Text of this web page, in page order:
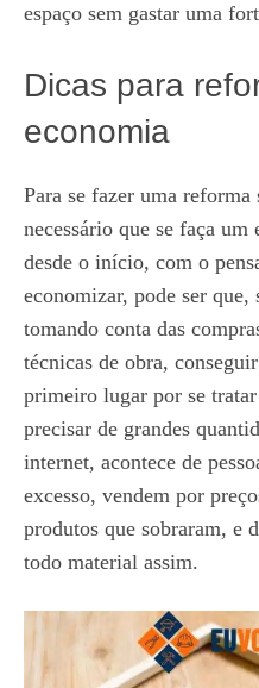
espaço sem gastar uma
Dicas para
economia
Para se fazer uma
necessário que se faça
desde o início, com o
economizar, pode ser que,
tomando conta das
técnicas de obra,
primeiro lugar por se
precisar de grandes
internet, acontece de
excesso, vendem por
produtos que sobraram, e
todo material assim.